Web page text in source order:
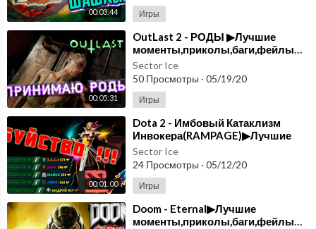
00:03:44 Игры
00:05:31
OutLast 2 - РОДЫ ▶Лучшие
моменты,приколы,баги,фейлы▶выпуск#9
Sector Ice
50 Просмотры · 05/19/20
Игры
00:01:00
Dota 2 - Имбовый Катаклизм
Инвокера(RAMPAGE)▶Лучшие
Sector Ice
24 Просмотры · 05/12/20
Игры
Doom - Eternal▶Лучшие
моменты,приколы,баги,фейлы▶выпуск#7